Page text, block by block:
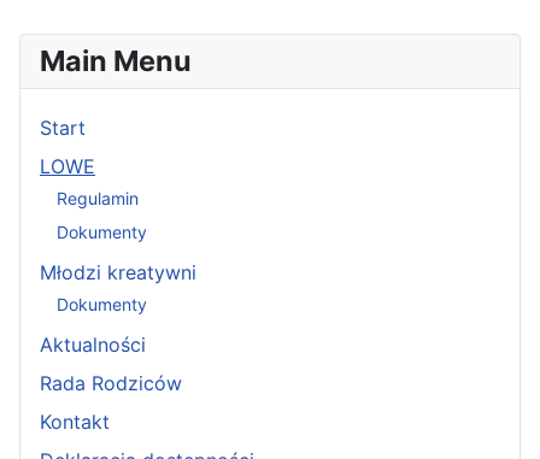
Main Menu
Start
LOWE
Regulamin
Dokumenty
Młodzi kreatywni
Dokumenty
Aktualności
Rada Rodziców
Kontakt